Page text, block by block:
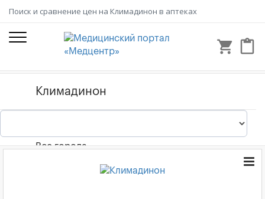
Поиск и сравнение цен на Климадинон в аптеках
shopping_cart content_paste
Все города